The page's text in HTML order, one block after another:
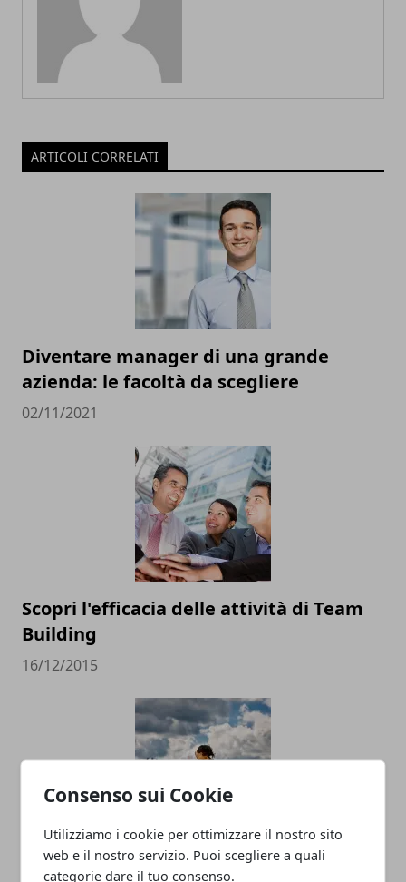
Consenso sui Cookie
Utilizziamo i cookie per ottimizzare il nostro sito
web e il nostro servizio. Puoi scegliere a quali
categorie dare il tuo consenso.
ARTICOLI CORRELATI
Diventare manager di una grande
azienda: le facoltà da scegliere
02/11/2021
Scopri l'efficacia delle attività di Team
Building
16/12/2015
Consigli sulla scelta di un fotografo per